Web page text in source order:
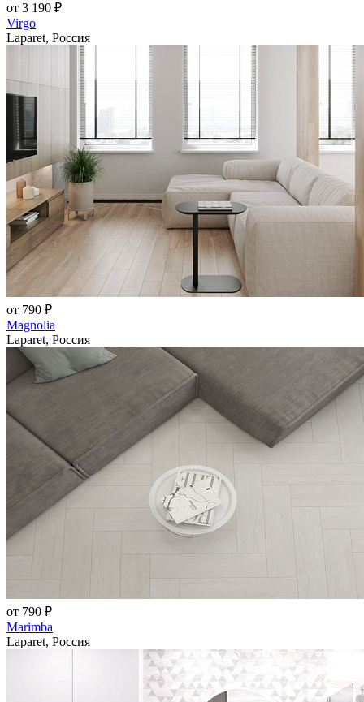
от 3 190 ₽
Virgo
Laparet, Россия
от 790 ₽
Magnolia
Laparet, Россия
от 790 ₽
Marimba
Laparet, Россия